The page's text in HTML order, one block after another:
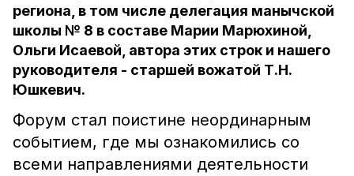
региона, в том числе делегация манычской
школы № 8 в составе Марии Марюхиной,
Ольги Исаевой, автора этих строк и нашего
руководителя - старшей вожатой Т.Н.
Юшкевич.
Форум стал поистине неординарным
событием, где мы ознакомились со
всеми направлениями деятельности